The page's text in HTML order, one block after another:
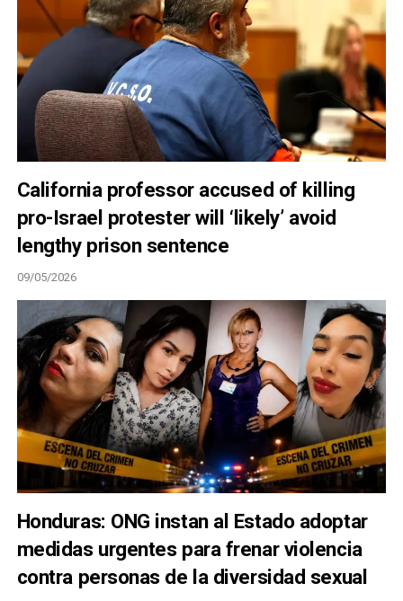
California professor accused of killing
pro-Israel protester will ‘likely’ avoid
lengthy prison sentence
09/05/2026
Honduras: ONG instan al Estado adoptar
medidas urgentes para frenar violencia
contra personas de la diversidad sexual